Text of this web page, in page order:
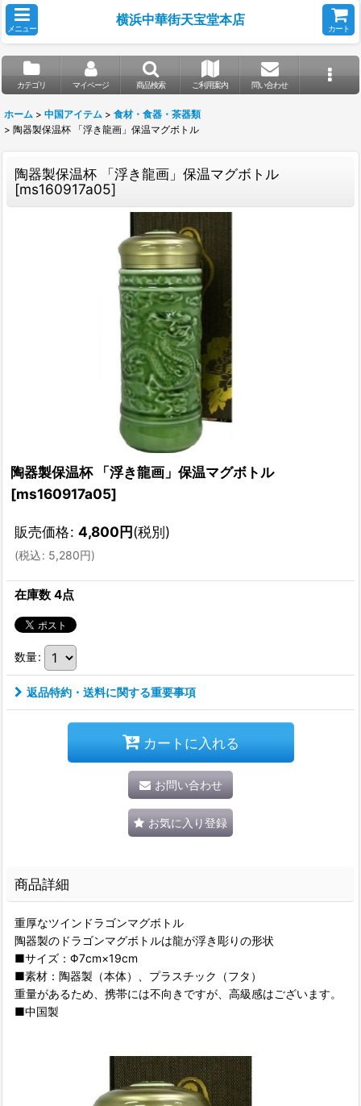
メニュー
横浜中華街天宝堂本店
カート
カテゴリ マイページ 商品検索 ご利用案内 問い合わせ
ホーム > 中国アイテム > 食材・食器・茶器類
> 陶器製保温杯 「浮き龍画」保温マグボトル
陶器製保温杯 「浮き龍画」保温マグボトル
[ms160917a05]
陶器製保温杯 「浮き龍画」保温マグボトル
[ms160917a05]
販売価格: 4,800円(税別)
(税込: 5,280円)
在庫数 4点
数量:
返品特約・送料に関する重要事項
カートに入れる
お問い合わせ
お気に入り登録
商品詳細
重厚なツインドラゴンマグボトル
陶器製のドラゴンマグボトルは龍が浮き彫りの形状
■サイズ：Φ7cm×19cm
■素材：陶器製（本体）、プラスチック（フタ）
重量があるため、携帯には不向きですが、高級感はございます。
■中国製